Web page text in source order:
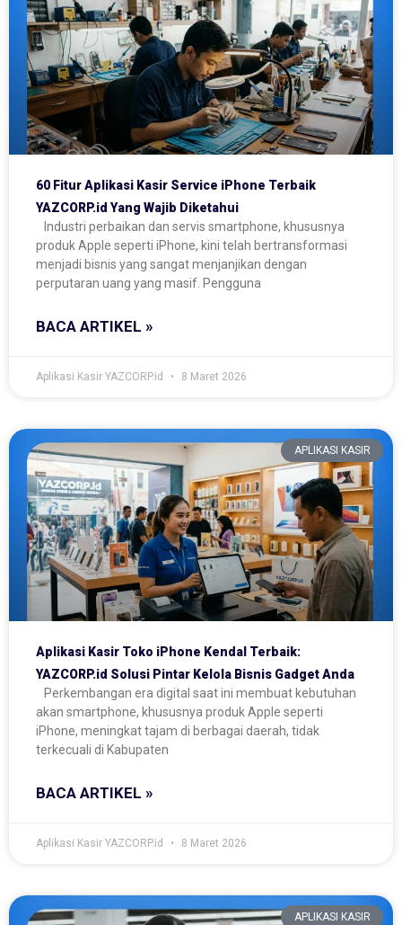
60 Fitur Aplikasi Kasir Service iPhone Terbaik
YAZCORP.id Yang Wajib Diketahui
Industri perbaikan dan servis smartphone, khususnya
produk Apple seperti iPhone, kini telah bertransformasi
menjadi bisnis yang sangat menjanjikan dengan
perputaran uang yang masif. Pengguna
BACA ARTIKEL »
Aplikasi Kasir YAZCORP.id 8 Maret 2026
APLIKASI KASIR
Aplikasi Kasir Toko iPhone Kendal Terbaik:
YAZCORP.id Solusi Pintar Kelola Bisnis Gadget Anda
Perkembangan era digital saat ini membuat kebutuhan
akan smartphone, khususnya produk Apple seperti
iPhone, meningkat tajam di berbagai daerah, tidak
terkecuali di Kabupaten
BACA ARTIKEL »
Aplikasi Kasir YAZCORP.id 8 Maret 2026
APLIKASI KASIR